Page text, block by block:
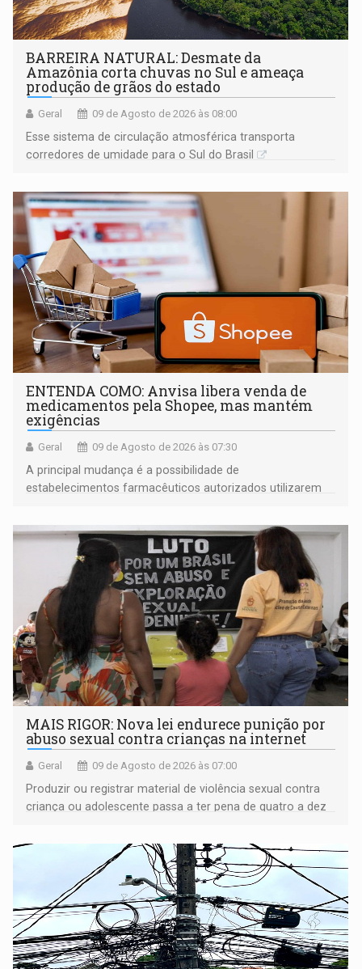
BARREIRA NATURAL: Desmate da
Amazônia corta chuvas no Sul e ameaça
produção de grãos do estado
Geral 09 de Agosto de 2026 às 08:00
Esse sistema de circulação atmosférica transporta
corredores de umidade para o Sul do Brasil
ENTENDA COMO: Anvisa libera venda de
medicamentos pela Shopee, mas mantém
exigências
Geral 09 de Agosto de 2026 às 07:30
A principal mudança é a possibilidade de
estabelecimentos farmacêuticos autorizados utilizarem
MAIS RIGOR: Nova lei endurece punição por
abuso sexual contra crianças na internet
Geral 09 de Agosto de 2026 às 07:00
Produzir ou registrar material de violência sexual contra
criança ou adolescente passa a ter pena de quatro a dez